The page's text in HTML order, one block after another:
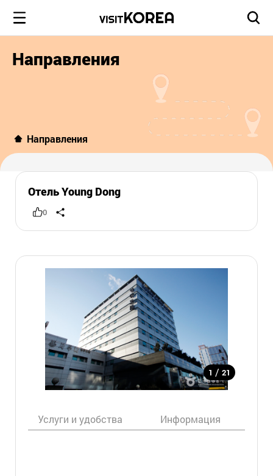
Направления
Направления
Отель Young Dong
0
1 / 21
Услуги и удобства Информация